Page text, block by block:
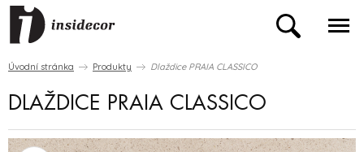
Úvodní stránka Produkty Dlaždice PRAIA CLASSICO
DLAŽDICE PRAIA CLASSICO